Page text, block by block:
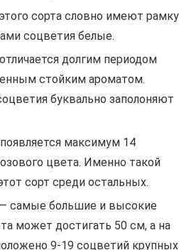
сорта словно имеют рамку
соцветия белые.
долгим периодом
стойким ароматом.
буквально заполоняют
максимум 14
цвета. Именно такой
сорт среди остальных.
— самые большие и высокие
может достигать 50 см, а на
9-19 соцветий крупных